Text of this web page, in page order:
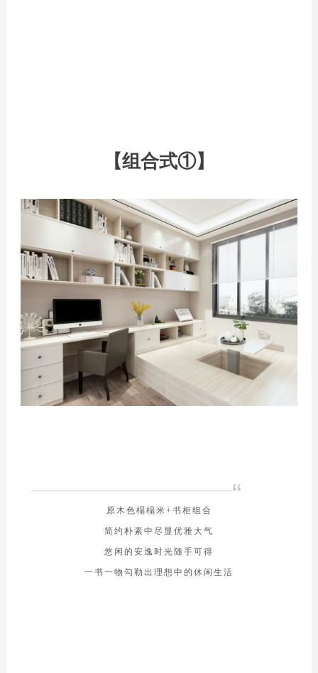
【组合式①】
“
原木色榻榻米+书柜组合
简约朴素中尽显优雅大气
悠闲的安逸时光随手可得
一书一物勾勒出理想中的休闲生活